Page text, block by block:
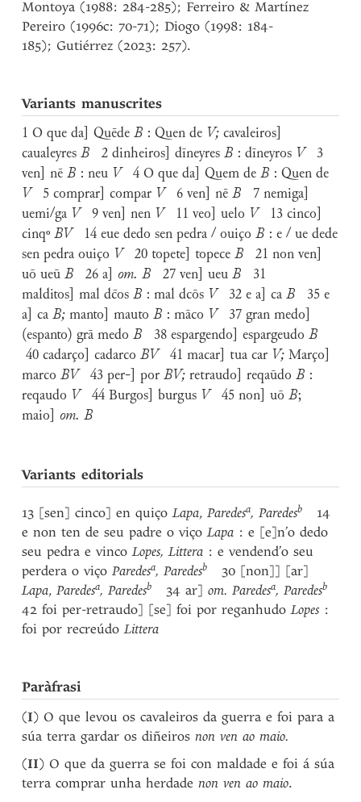
Montoya (1988: 284-285); Ferreiro & Martínez
Pereiro (1996c: 70-71); Diogo (1998: 184-
185); Gutiérrez (2023: 257).
Variants manuscrites
1 O que da] QuēdeB : Quen de V; cavaleiros]
caualeyresB 2 dinheiros] dīneyresB : dīneyros V 3
ven] nēB : neu V 4 O que da] Quem deB : Quen de
V 5 comprar] compar V 6 ven] nēB 7 nemiga]
uemi/ga V 9 ven] nen V 11 veo] uelo V 13 cinco]
cinqᵒBV 14 eue dedo sen pedra / ouiçoB : e / ue dede
sen pedra ouiço V 20 topete] topeceB 21 non ven]
uō ueūB 26 a] om. B 27 ven] ueuB 31
malditos] mal dc̄osB : mal dcōs V 32 e a] caB 35 e
a] caB; manto] mautoB : māco V 37 gran medo]
(espanto) grā medoB 38 espargendo] espargeudoB
40 cadarço] cadarcoBV 41 macar] tua car V; Março]
marcoBV 43 per-] porBV; retraudo] reqaūdoB :
reqaudo V 44 Burgos] burgus V 45 non] uōB;
maio] om. B
Variants editorials
13 [sen] cinco] en quiçoLapa,Paredesa, Paredesb
14
e non ten de seu padre o viçoLapa : e [e]n’o dedo
seu pedra e vincoLopes, Littera : e vendend’o seu
perdera o viçoParedesa, Paredesb
30 [non]] [ar]
Lapa,Paredesa, Paredesb 34 ar]om. Paredesa, Paredesb
42 foi per-retraudo] [se] foi por reganhudoLopes :
foi por recreúdo Littera
Paràfrasi
(I) O que levou os cavaleiros da guerra e foi para a
súa terra gardar os diñeirosnon ven ao maio.
(II) O que da guerra se foi con maldade e foi á súa
terra comprar unha herdadenon ven ao maio.